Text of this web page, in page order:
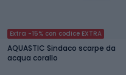
Extra -15% con codice EXTRA
AQUASTIC Sindaco scarpe da
acqua corallo